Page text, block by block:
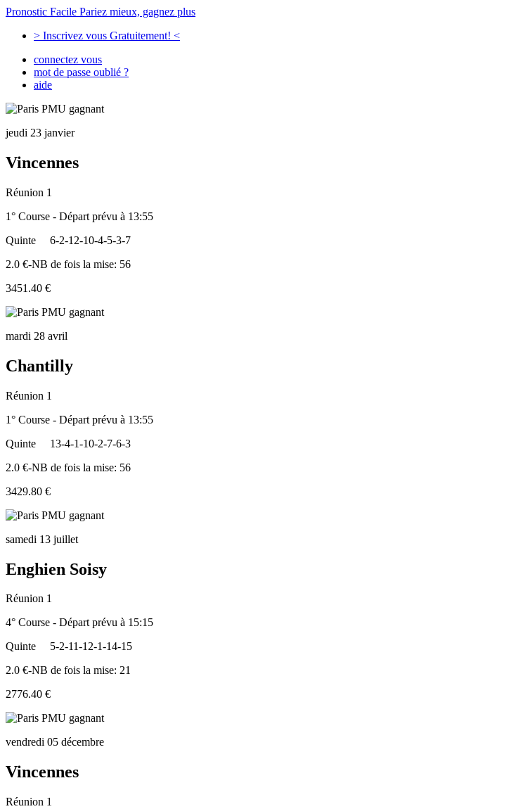
Pronostic Facile Pariez mieux, gagnez plus
> Inscrivez vous Gratuitement! <
connectez vous
mot de passe oublié ?
aide
jeudi 23 janvier
Vincennes
Réunion 1
1° Course - Départ prévu à 13:55
Quinte
6-2-12-10-4-5-3-7
2.0 €-NB de fois la mise: 56
3451.40 €
mardi 28 avril
Chantilly
Réunion 1
1° Course - Départ prévu à 13:55
Quinte
13-4-1-10-2-7-6-3
2.0 €-NB de fois la mise: 56
3429.80 €
samedi 13 juillet
Enghien Soisy
Réunion 1
4° Course - Départ prévu à 15:15
Quinte
5-2-11-12-1-14-15
2.0 €-NB de fois la mise: 21
2776.40 €
vendredi 05 décembre
Vincennes
Réunion 1